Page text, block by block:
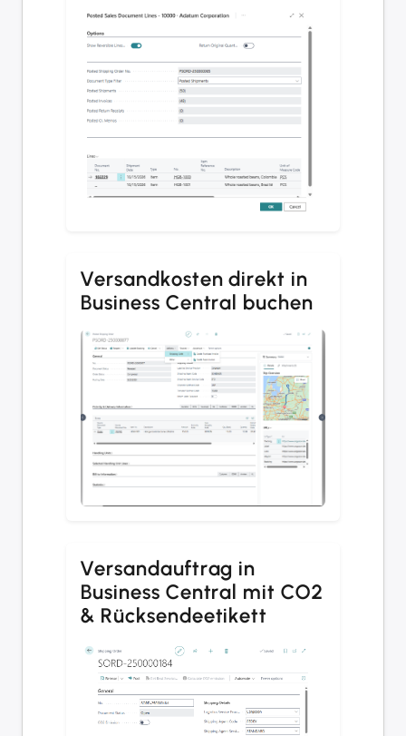
Versandkosten direkt in
Business Central buchen
Versandauftrag in
Business Central mit CO2
& Rücksendeetikett